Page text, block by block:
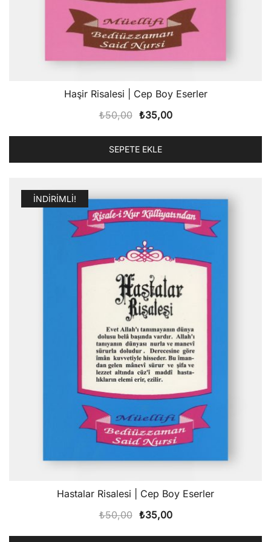
Haşir Risalesi | Cep Boy Eserler
₺50,00 Orijinal
₺50,00.
₺35,00Şu
₺35,00.
SEPETE EKLE
İNDIRIMLI!
Hastalar Risalesi | Cep Boy Eserler
₺50,00 Orijinal
₺35,00Şu